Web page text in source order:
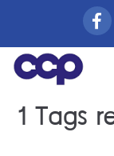
1 Tags